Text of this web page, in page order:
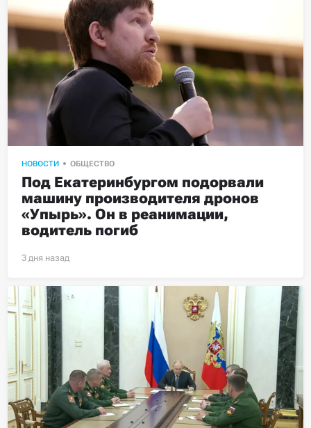
НОВОСТИ ОБЩЕСТВО
Под Екатеринбургом подорвали
машину производителя дронов
«Упырь». Он в реанимации,
водитель погиб